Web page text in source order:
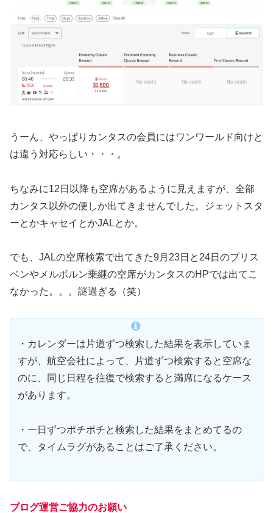
うーん、やっぱりカンタスの会員にはワンワールド向けと
は違う対応らしい・・・。
ちなみに12日以降も空席があるように見えますが、全部
カンタス以外の便しか出てきませんでした。ジェットスタ
ーとかキャセイとかJALとか。
でも、JALの空席検索で出てきた9月23日と24日のブリス
ベンやメルボルン乗継の空席がカンタスのHPでは出てこ
なかった。。。謎過ぎる（笑）
・カレンダーは片道ずつ検索した結果を表示していま
すが、航空会社によって、片道ずつ検索すると空席な
のに、同じ日程を往復で検索すると満席になるケース
があります。
・一日ずつポチポチと検索した結果をまとめてるの
で、タイムラグがあることはご了承ください。
ブログ運営ご協力のお願い